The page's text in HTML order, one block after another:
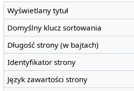
Wyświetlany tytuł
Domyślny klucz sortowania
Długość strony (w bajtach)
Identyfikator strony
Język zawartości strony